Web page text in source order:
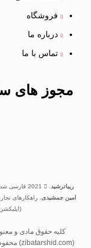
فروشگاه
درباره ما
تماس با ما
مجوز های
ریباترشید.
امین جمشیدی. راهکارهای
کلیه حقوق مادی و
(zibatarshid.com) محفوظ و متعلق به